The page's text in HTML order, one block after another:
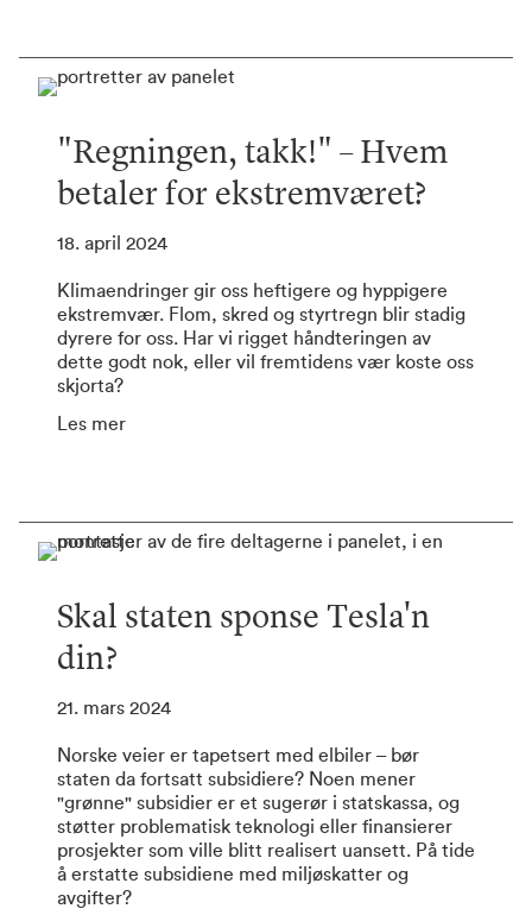
"Regningen, takk!" – Hvem
betaler for ekstremværet?
18. april 2024
Klimaendringer gir oss heftigere og hyppigere
ekstremvær. Flom, skred og styrtregn blir stadig
dyrere for oss. Har vi rigget håndteringen av
dette godt nok, eller vil fremtidens vær koste oss
skjorta?
Les mer
Skal staten sponse Tesla'n
din?
21. mars 2024
Norske veier er tapetsert med elbiler – bør
staten da fortsatt subsidiere? Noen mener
"grønne" subsidier er et sugerør i statskassa, og
støtter problematisk teknologi eller finansierer
prosjekter som ville blitt realisert uansett. På tide
å erstatte subsidiene med miljøskatter og
avgifter?